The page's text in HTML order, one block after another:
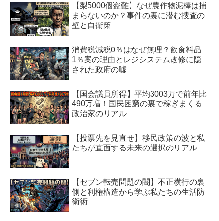
【梨5000個盗難】なぜ農作物泥棒は捕
まらないのか？事件の裏に潜む捜査の
壁と自衛策
消費税減税0％はなぜ無理？飲食料品
1％案の理由とレジシステム改修に隠
された政府の嘘
【国会議員所得】平均3003万で前年比
490万増！国民困窮の裏で稼ぎまくる
政治家のリアル
【投票先を見直せ】移民政策の波と私
たちが直面する未来の選択のリアル
【セブン転売問題の闇】不正横行の裏
側と利権構造から学ぶ私たちの生活防
衛術